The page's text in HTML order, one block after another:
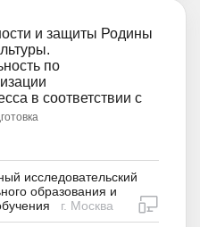
и защиты Родины
по
в соответствии с
исследовательский
образования и
г. Москва